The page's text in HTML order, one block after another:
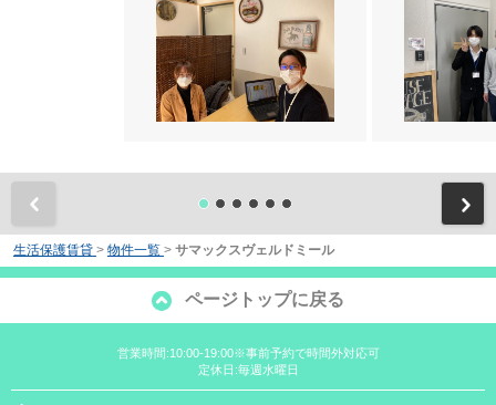
生活保護賃貸 > 物件一覧 > サマックスヴェルドミール
ページトップに戻る
営業時間:10:00-19:00※事前予約で時間外対応可
定休日:毎週水曜日